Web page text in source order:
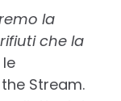
la
che la
Stream.